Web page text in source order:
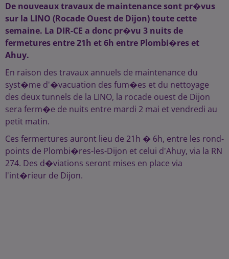
De nouveaux travaux de maintenance sont pr�vus
sur la LINO (Rocade Ouest de Dijon) toute cette
semaine. La DIR-CE a donc pr�vu 3 nuits de
fermetures entre 21h et 6h entre Plombi�res et
Ahuy.
En raison des travaux annuels de maintenance du
syst�me d'�vacuation des fum�es et du nettoyage
des deux tunnels de la LINO, la rocade ouest de Dijon
sera ferm�e de nuits entre mardi 2 mai et vendredi au
petit matin.
Ces fermertures auront lieu de 21h � 6h, entre les rond-
points de Plombi�res-les-Dijon et celui d'Ahuy, via la RN
274. Des d�viations seront mises en place via
l'int�rieur de Dijon.